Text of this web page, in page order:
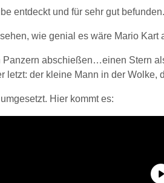
entdeckt und für sehr gut befunden.
wie genial es wäre Mario Kart
Panzern abschießen…einen Stern
letzt: der kleine Mann in der Wolke,
Hier kommt es: